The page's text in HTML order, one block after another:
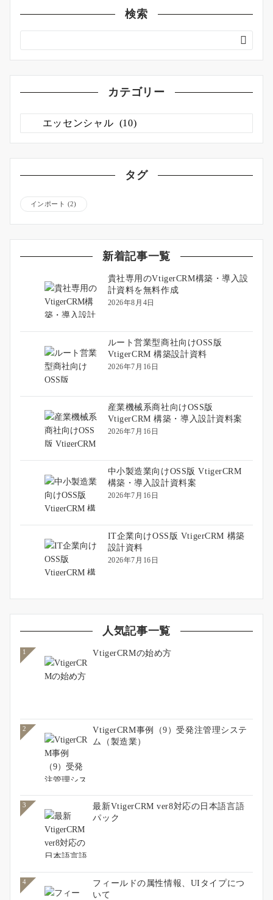
検索
カテゴリー
カ
ゴ
タグ
インポート (2)
新着記事一覧
貴社専用のVtigerCRM構築・導入設
計資料を無料作成
2026年8月4日
ルート営業型商社向けOSS版
VtigerCRM 構築設計資料
2026年7月16日
産業機械系商社向けOSS版
VtigerCRM 構築・導入設計資料案
2026年7月16日
中小製造業向けOSS版 VtigerCRM
構築・導入設計資料案
2026年7月16日
IT企業向けOSS版 VtigerCRM 構築
設計資料
2026年7月16日
人気記事一覧
1 VtigerCRMの始め方
2
VtigerCRM事例（9）受発注管理システ
ム（製造業）
3
最新VtigerCRM ver8対応の日本語言語
パック
4
フィールドの属性情報、UIタイプにつ
いて